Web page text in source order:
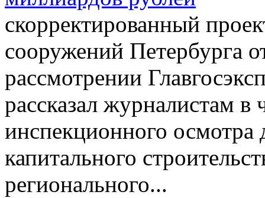
скорректированный
сооружений Петербурга
рассмотрении
рассказал журналистам в
инспекционного осмотра
капитального
регионального...